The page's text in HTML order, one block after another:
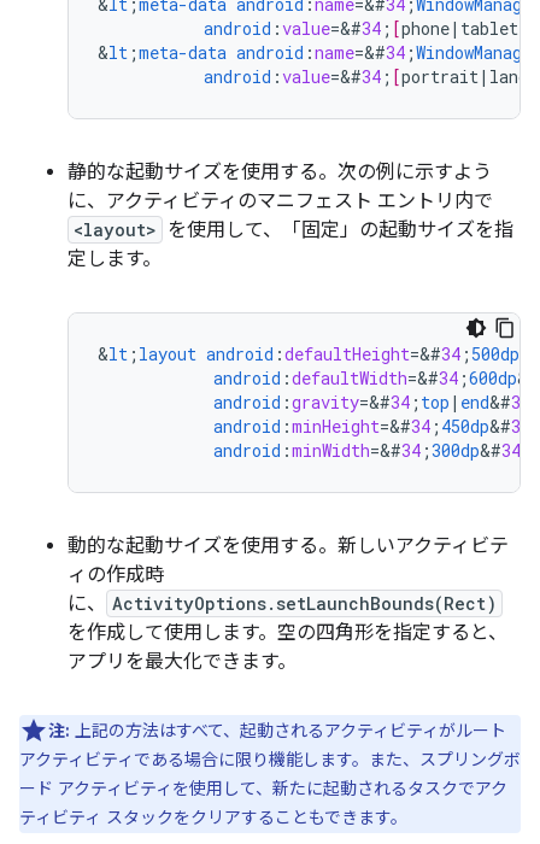
android :value=&#34 ; [phone| tablet
&lt ;meta-data android :name=&#34 ;
android :value=&#34 ; [portrait|
静的な起動サイズを使用する。次の例に示すよう
に、アクティビティのマニフェスト エントリ内で
<layout> を使用して、「固定」の起動サイズを指
定します。
&lt ; layout android :defaultHeight=&#34 ; 500dp
android :defaultWidth=&#34 ;600dp&
android :gravity=&#34 ; top | end&#34
android :minHeight=&#34 ; 450dp&#34
android :minWidth=&#34 ;300dp&#34
動的な起動サイズを使用する。新しいアクティビテ
ィの作成時
に、
ActivityOptions.setLaunchBounds(Rect)
を作成して使用します。空の四角形を指定すると、
アプリを最大化できます。
注: 上記の方法はすべて、起動されるアクティビティがルート
アクティビティである場合に限り機能します。また、スプリングボ
ード アクティビティを使用して、新たに起動されるタスクでアク
ティビティ スタックをクリアすることもできます。